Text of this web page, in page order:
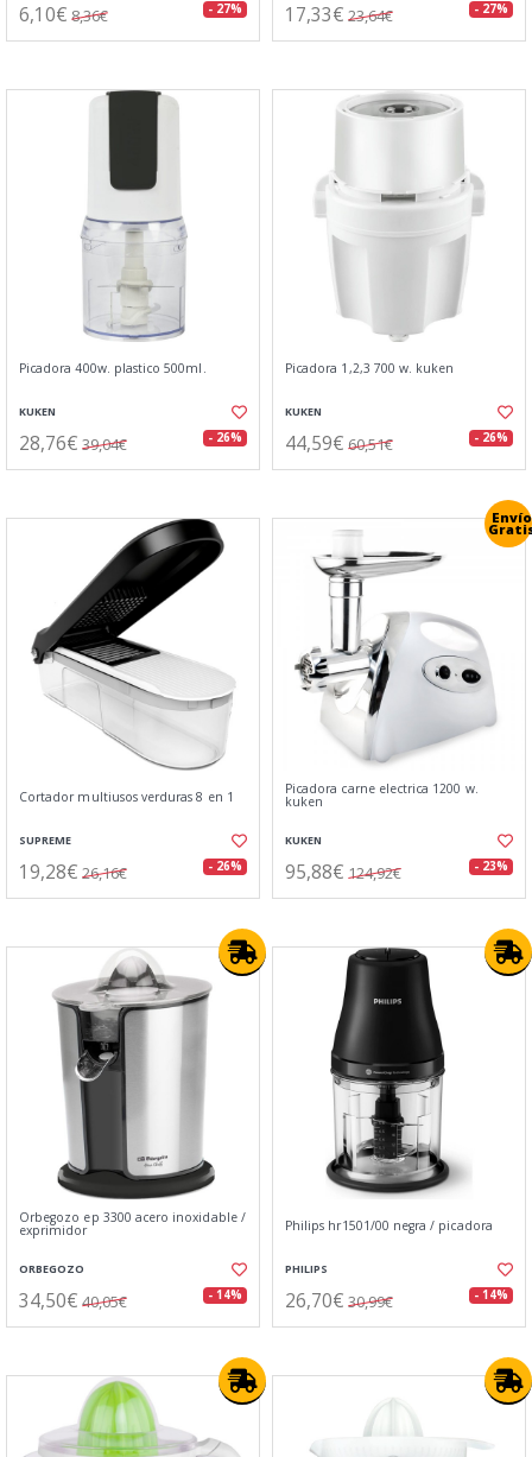
6,10€ 8,36€ - 27% 17,33€ 23,64€ - 27%
Picadora 400w. plastico 500ml.
KUKEN
28,76€ 39,04€ - 26%
Picadora 1,2,3 700 w. kuken
KUKEN
44,59€ 60,51€ - 26%
Cortador multiusos verduras 8 en 1
SUPREME
19,28€ 26,16€ - 26%
Envío
Picadora carne electrica 1200 w.
kuken
KUKEN
95,88€ 124,92€ - 23%
Orbegozo ep 3300 acero inoxidable /
exprimidor
ORBEGOZO
34,50€ 40,05€ - 14%
Philips hr1501/00 negra / picadora
PHILIPS
26,70€ 30,99€ - 14%